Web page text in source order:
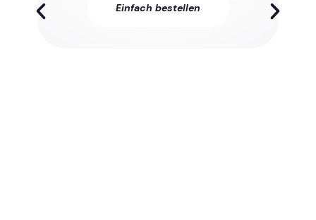
Einfach bestellen